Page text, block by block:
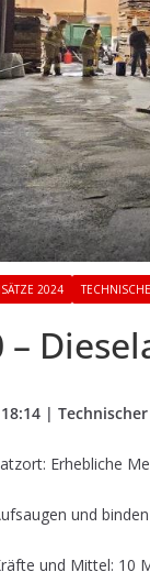
2024
–
|
Erhebliche
und
und Mittel: 10